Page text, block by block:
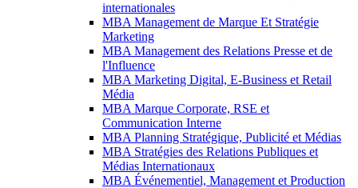
internationales
MBA Management de Marque Et Stratégie
Marketing
MBA Management des Relations Presse et de
l'Influence
MBA Marketing Digital, E-Business et Retail
Média
MBA Marque Corporate, RSE et
Communication Interne
MBA Planning Stratégique, Publicité et Médias
MBA Stratégies des Relations Publiques et
Médias Internationaux
MBA Événementiel, Management et Production